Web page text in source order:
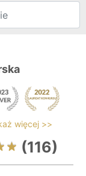
więcej >>
(116)